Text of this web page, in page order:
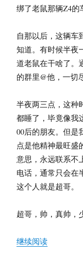
绑了老鼠那辆Z4的
自那以后，这辆车
知道。有时候半夜
道老鼠在干啥了。
的群里@他，一切
半夜两三点，这种
都睡了，毕竟像我
00后的朋友。但是
点是他精神最旺盛
意思，永远联系不
电话，通常只会在
这个人就是超哥。
超哥，帅，真帅，
继续阅读“张大官人